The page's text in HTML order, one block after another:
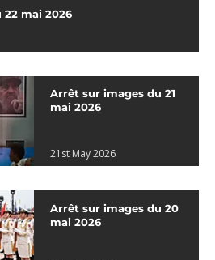
mai 2026
Arrêt sur images du 21
mai 2026
21st May 2026
Arrêt sur images du 20
mai 2026